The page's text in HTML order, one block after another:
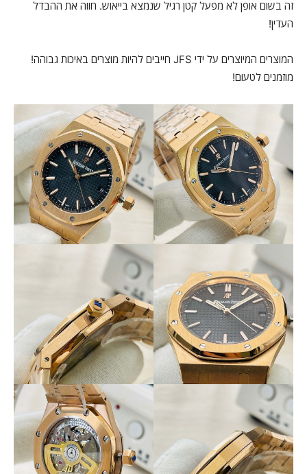
זה בשום אופן לא מפעל קטן רגיל שנמצא בייאוש. חווה את ההבדל
העדין!
המוצרים המיוצרים על ידי JFS חייבים להיות מוצרים באיכות גבוהה!
מוזמנים לטעום!